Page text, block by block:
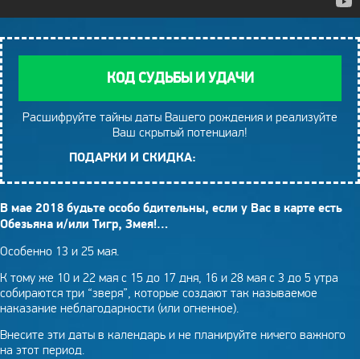
КОД СУДЬБЫ И УДАЧИ
Расшифруйте тайны даты Вашего рождения и реализуйте
Ваш скрытый потенциал!
ПОДАРКИ И СКИДКА:
В мае 2018 будьте особо бдительны, если у Вас в карте есть
Обезьяна и/или Тигр, Змея!…
Особенно 13 и 25 мая.
К тому же 10 и 22 мая с 15 до 17 дня, 16 и 28 мая с 3 до 5 утра
собираются три “зверя”, которые создают так называемое
наказание неблагодарности (или огненное).
Внесите эти даты в календарь и не планируйте ничего важного
на этот период.